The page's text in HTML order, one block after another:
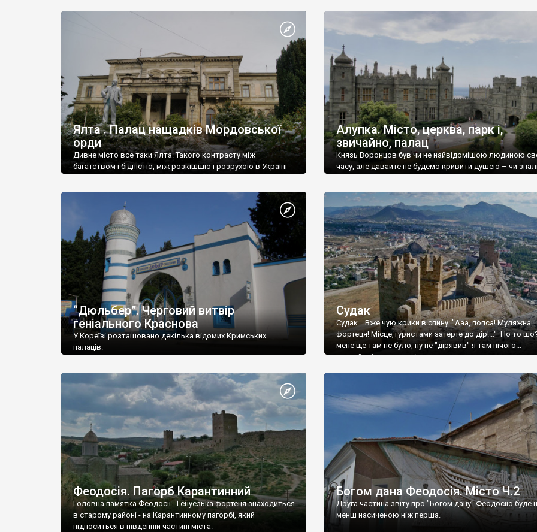
Ялта . Палац нащадків Мордовської
орди
Дивне місто все таки Ялта. Такого контрасту між
багатством і бідністю, між розкішшю і розрухою в Україні
Алупка. Місто, церква, парк і,
звичайно, палац
Князь Воронцов був чи не найвідомішою людиною
часу, але давайте не будемо кривити душею – чи
“Дюльбер”. Черговий витвір
геніального Краснова
У Кореїзі розташовано декілька відомих Кримських
палаців.
Судак
Судак... Вже чую крики в спину: "Ааа, попса! Муляжна
фортеця! Місце,туристами затерте до дір!..." Но то
мене ще там не було, ну не "дірявив" я там нічого...
принаймні до цього літа.
Феодосія. Пагорб Карантинний
Головна памятка Феодосії - Генуезька фортеця знаходиться
в старому районі - на Карантинному пагорбі, який
підноситься в південній частині міста.
Богом дана Феодосія. Місто Ч.2
Друга частина звіту про "Богом дану" Феодосію буде
менш насиченою ніж перша.